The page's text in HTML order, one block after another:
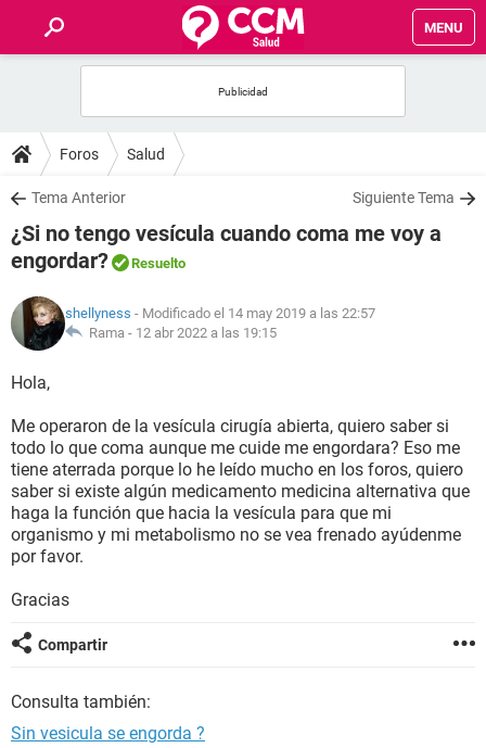
MENU
FOROS
SALUD
FAMILIA
NUTRICIÓN
SEXUALIDAD
GLOSARIO
Foros Salud
Tema Anterior Siguiente Tema
¿Si no tengo vesícula cuando coma me voy a
engordar?
Resuelto
shellyness - Modificado el 14 may 2019 a las 22:57
Rama - 12 abr 2022 a las 19:15
Hola,
Me operaron de la vesícula cirugía abierta, quiero saber si
todo lo que coma aunque me cuide me engordara? Eso me
tiene aterrada porque lo he leído mucho en los foros, quiero
saber si existe algún medicamento medicina alternativa que
haga la función que hacia la vesícula para que mi
organismo y mi metabolismo no se vea frenado ayúdenme
por favor.
Gracias
Compartir
Consulta también:
Sin vesicula se engorda ?